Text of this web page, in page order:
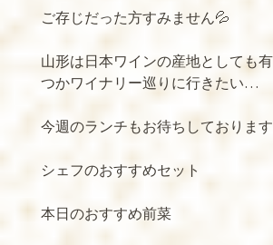
ご存じだった方すみません💦
山形は日本ワインの産地としても
つかワイナリー巡りに行きたい…
今週のランチもお待ちしております
シェフのおすすめセット
本日のおすすめ前菜